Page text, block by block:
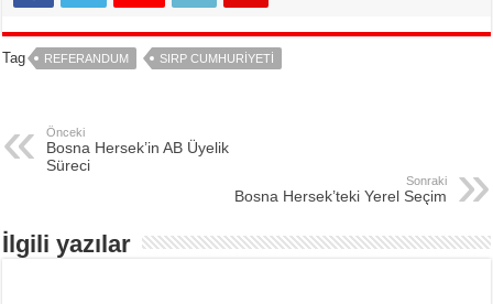
Tag REFERANDUM SIRP CUMHURIYETI
Önceki
Bosna Hersek’in AB Üyelik
Süreci
Sonraki
Bosna Hersek’teki Yerel Seçim
İlgili yazılar